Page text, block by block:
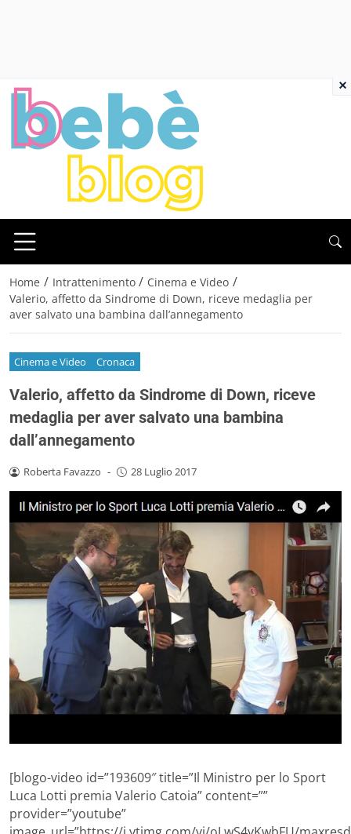
Home / Intrattenimento / Cinema e Video /
Valerio, affetto da Sindrome di Down, riceve medaglia per
aver salvato una bambina dall’annegamento
Cinema e Video Cronaca
Valerio, affetto da Sindrome di Down, riceve
medaglia per aver salvato una bambina
dall’annegamento
Roberta Favazzo - 28 Luglio 2017
[blogo-video id=”193609″ title=”Il Ministro per lo Sport
Luca Lotti premia Valerio Catoia” content=””
provider=”youtube”
×